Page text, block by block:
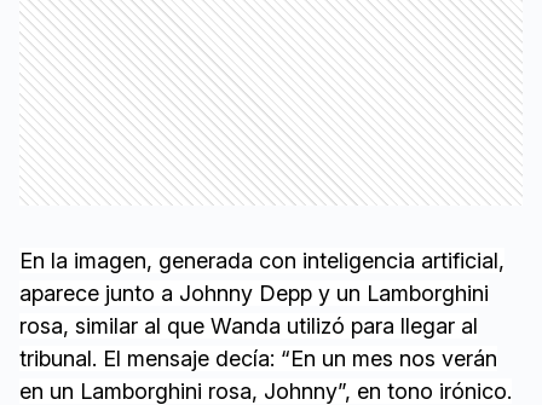
En la imagen, generada con inteligencia artificial,
aparece junto a Johnny Depp y un Lamborghini
rosa, similar al que Wanda utilizó para llegar al
tribunal. El mensaje decía: “En un mes nos verán
en un Lamborghini rosa, Johnny”, en tono irónico.